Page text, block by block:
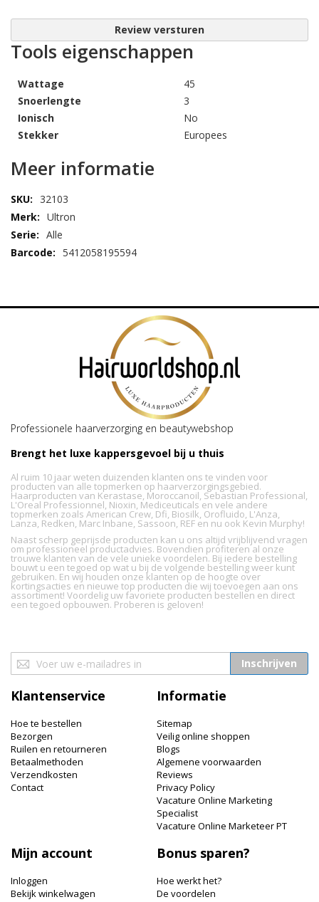
Review versturen
Tools eigenschappen
Wattage
45
Snoerlengte
3
Ionisch
No
Stekker
Europees
Meer informatie
32103
Ultron
Alle
5412058195594
Professionele haarverzorging en beautywebshop
Brengt het luxe kappersgevoel bij u thuis
Al ruim 10 jaar weten duizenden klanten ons te vinden voor
producten van alle topmerken op haarverzorgingsgebied.
Haarproducten van Kerastase, Moroccanoil, Sebastian Professional,
L'Oreal Professionnel, Nioxin, Mediceuticals en vele andere
topmerken zoals American Crew, Dfi, Biosilk, Orofluido, L'Anza,
Lanza, Redken, Marc Inbane, Sassoon, REF en nu ook Kevin Murphy!
Naast scherp geprijsde producten kan u ons altijd vrijblijvend vragen
om professioneel productadvies. Bovendien profiteren al onze
trouwe klanten van de vele unieke voordelen. Bij iedere bestelling
bouwt u een tegoed op wat u bij de volgende bestelling weer kunt
gebruiken. En wij houden onze klanten op de hoogte over
kortingsacties en nieuwe top producten die wij toevoegen aan ons
assortiment! Voordelig uw favoriete producten bestellen en direct
een tegoed opbouwen. Proberen is geloven!
Abonneer
u
onze
Inschrijven
Klantenservice
Hoe te bestellen
Bezorgen
Ruilen en retourneren
Betaalmethoden
Verzendkosten
Contact
Informatie
Sitemap
Veilig online shoppen
Blogs
Algemene voorwaarden
Reviews
Privacy Policy
Vacature Online Marketing
Specialist
Vacature Online Marketeer PT
Mijn account
Inloggen
Bekijk winkelwagen
Bonus sparen?
Hoe werkt het?
De voordelen